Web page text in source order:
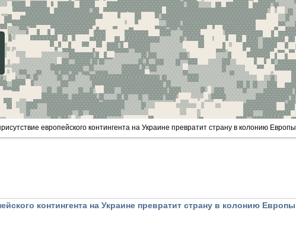
европейского контингента на Украине превратит страну в колонию Европы
контингента на Украине превратит страну в колонию Европы